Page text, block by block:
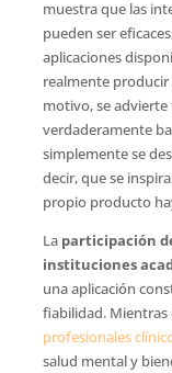
muestra que las
pueden ser
aplicaciones
realmente
motivo, se
verdaderamente
simplemente se
decir, que se
propio producto
La participación
instituciones
una aplicación
fiabilidad.
profesionales
salud mental y